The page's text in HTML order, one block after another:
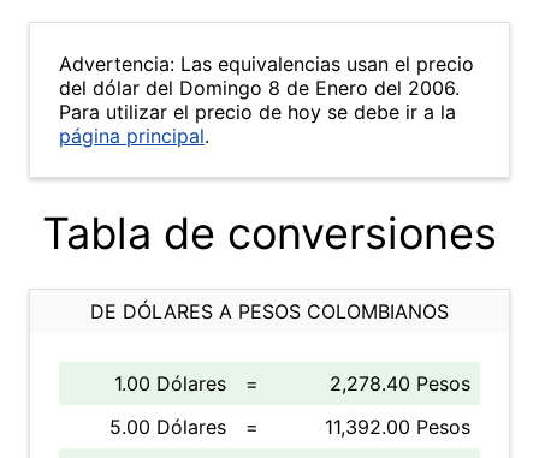
Advertencia: Las equivalencias usan el precio
del dólar del Domingo 8 de Enero del 2006.
Para utilizar el precio de hoy se debe ir a la
página principal.
Tabla de conversiones
DE DÓLARES A PESOS COLOMBIANOS
1.00 Dólares =
2,278.40 Pesos
5.00 Dólares
=
11,392.00 Pesos